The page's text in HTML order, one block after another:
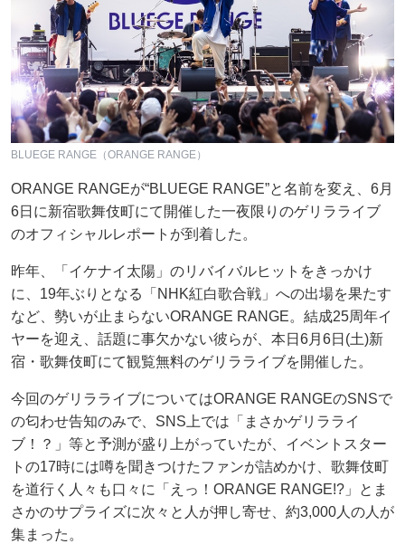
BLUEGE RANGE（ORANGE RANGE）
ORANGE RANGEが“BLUEGE RANGE”と名前を変え、6月
6日に新宿歌舞伎町にて開催した一夜限りのゲリラライブ
のオフィシャルレポートが到着した。
昨年、「イケナイ太陽」のリバイバルヒットをきっかけ
に、19年ぶりとなる「NHK紅白歌合戦」への出場を果たす
など、勢いが止まらないORANGE RANGE。結成25周年イ
ヤーを迎え、話題に事欠かない彼らが、本日6月6日(土)新
宿・歌舞伎町にて観覧無料のゲリラライブを開催した。
今回のゲリラライブについてはORANGE RANGEのSNSで
の匂わせ告知のみで、SNS上では「まさかゲリラライ
ブ！？」等と予測が盛り上がっていたが、イベントスター
トの17時には噂を聞きつけたファンが詰めかけ、歌舞伎町
を道行く人々も口々に「えっ！ORANGE RANGE!?」とま
さかのサプライズに次々と人が押し寄せ、約3,000人の人が
集まった。